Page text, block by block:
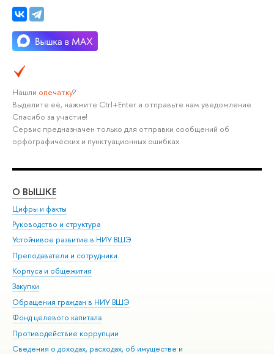
Нашли опечатку?
Выделите её, нажмите Ctrl+Enter и отправьте нам уведомление.
Спасибо за участие!
Сервис предназначен только для отправки сообщений об
орфографических и пунктуационных ошибках.
О ВЫШКЕ
Цифры и факты
Руководство и структура
Устойчивое развитие в НИУ ВШЭ
Преподаватели и сотрудники
Корпуса и общежития
Закупки
Обращения граждан в НИУ ВШЭ
Фонд целевого капитала
Противодействие коррупции
Сведения о доходах, расходах, об имуществе и